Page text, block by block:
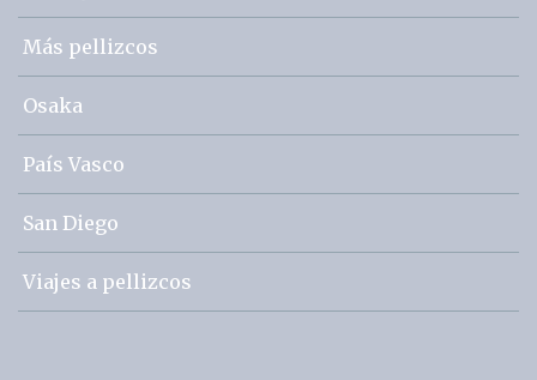
Más pellizcos
Osaka
País Vasco
San Diego
Viajes a pellizcos